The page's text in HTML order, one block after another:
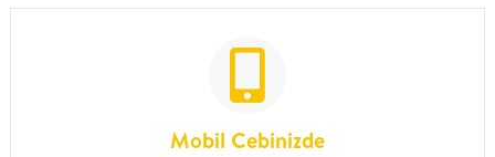
Mobil Cebinizde